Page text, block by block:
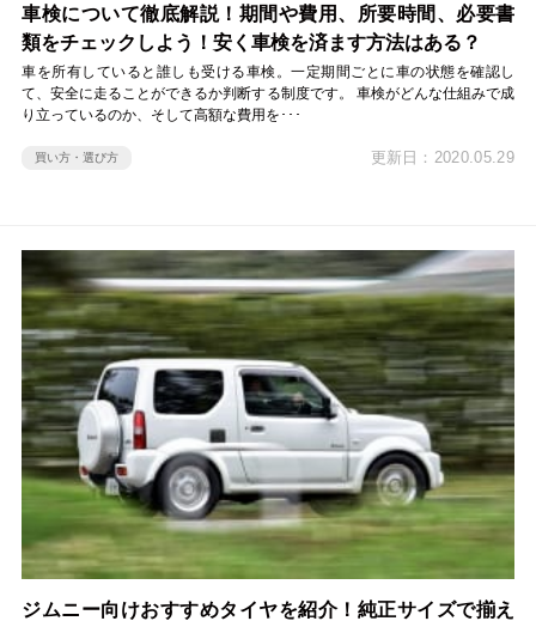
車検について徹底解説！期間や費用、所要時間、必要書
類をチェックしよう！安く車検を済ます方法はある？
車を所有していると誰しも受ける車検。一定期間ごとに車の状態を確認し
て、安全に走ることができるか判断する制度です。 車検がどんな仕組みで成
り立っているのか、そして高額な費用を･･･
買い方・選び方 更新日：2020.05.29
ジムニー向けおすすめタイヤを紹介！純正サイズで揃え